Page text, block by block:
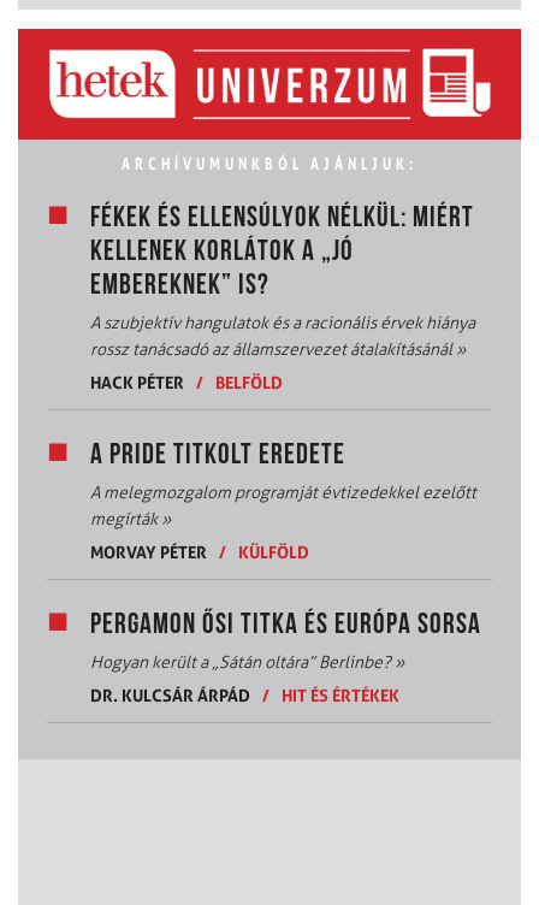
ARCHÍVUMUNKBÓL AJÁNLJUK:
FÉKEK ÉS ELLENSÚLYOK NÉLKÜL: MIÉRT
KELLENEK KORLÁTOK A „JÓ
EMBEREKNEK” IS?
A szubjektív hangulatok és a racionális érvek hiánya
rossz tanácsadó az államszervezet átalakításánál»
HACK PÉTER
/ BELFÖLD
A PRIDE TITKOLT EREDETE
A melegmozgalom programját évtizedekkel ezelőtt
megírták»
MORVAY PÉTER
/ KÜLFÖLD
PERGAMON ŐSI TITKA ÉS EURÓPA SORSA
Hogyan került a „Sátán oltára” Berlinbe?»
DR. KULCSÁR ÁRPÁD
/ HIT ÉS ÉRTÉKEK